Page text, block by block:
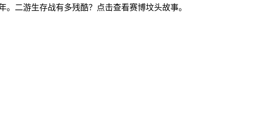
二游生存战有多残酷？点击查看赛博坟头故事。